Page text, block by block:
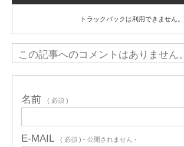
トラックバックは利用できません。
この記事へのコメントはありません。
名前 ( 必須 )
E-MAIL ( 必須 ) - 公開されません -